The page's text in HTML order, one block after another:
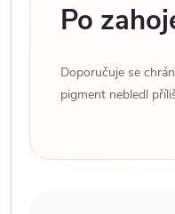
Po
Doporučuje se
pigment nebledl